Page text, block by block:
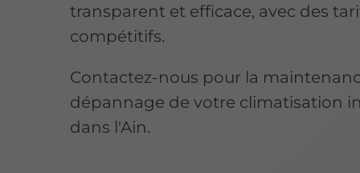
transparent et efficace, avec des
compétitifs.
Contactez-nous pour la
dépannage de votre climatisation
dans l'Ain.